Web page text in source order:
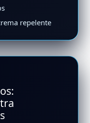
repelente